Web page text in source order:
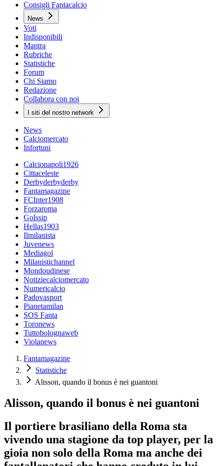
Consigli Fantacalcio
News
Voti
Indisponibili
Mantra
Rubriche
Statistiche
Forum
Chi Siamo
Redazione
Collabora con noi
I siti del nostro network
News
Calciomercato
Infortuni
Calcionapoli1926
Cittaceleste
Derbyderbyderby
Fantamagazine
FCInter1908
Forzaroma
Golssip
Hellas1903
Ilmilanista
Juvenews
Mediagol
Milanistichannel
Mondoudinese
Notiziecalciomercato
Numericalcio
Padovasport
Pianetamilan
SOS Fanta
Toronews
Tuttobolognaweb
Violanews
Fantamagazine
Statistiche
Alisson, quando il bonus è nei guantoni
Alisson, quando il bonus è nei guantoni
Il portiere brasiliano della Roma sta
vivendo una stagione da top player, per la
gioia non solo della Roma ma anche dei